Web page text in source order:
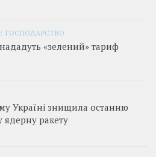
ГОСПОДАРСТВО
«зелений» тариф
Україні знищила останню
ядерну ракету